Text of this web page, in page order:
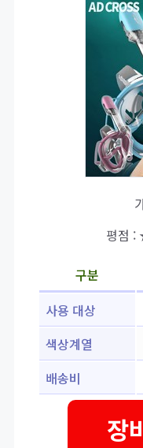
평점 :
구분
사용 대상
색상계열
배송비
장